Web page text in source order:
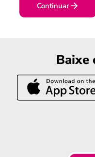
Continuar
Baixe